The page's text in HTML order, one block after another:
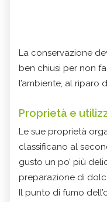
La conservazione
ben chiusi per non
l’ambiente, al riparo
Proprietà e
Le sue proprietà
classificano al
gusto un po’ più
preparazione di
Il punto di fumo